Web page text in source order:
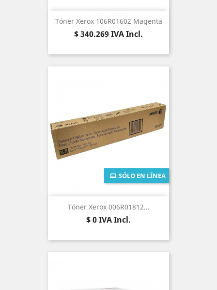
Tóner Xerox 106R01602 Magenta
Precio
$ 340.269IVA Incl.
Tóner Xerox 006R01812...
Precio
$ 0IVA Incl.
SÓLO EN LÍNEA